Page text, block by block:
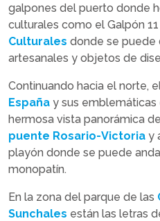
galpones del puerto donde
culturales como el Galpón
Culturales donde se puede
artesanales y objetos de
Continuando hacia el norte,
España y sus emblemáticas
hermosa vista panorámica
puente Rosario-Victoria y
playón donde se puede
monopatín.
En la zona del parque de las
Sunchales están las letras